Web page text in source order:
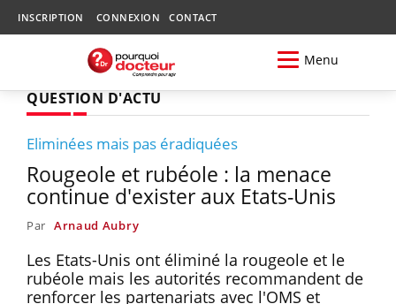
INSCRIPTION CONNEXION CONTACT
Menu
QUESTION D'ACTU
Eliminées mais pas éradiquées
Rougeole et rubéole : la menace
continue d'exister aux Etats-Unis
Par Arnaud Aubry
Les Etats-Unis ont éliminé la rougeole et le
rubéole mais les autorités recommandent de
renforcer les partenariats avec l'OMS et